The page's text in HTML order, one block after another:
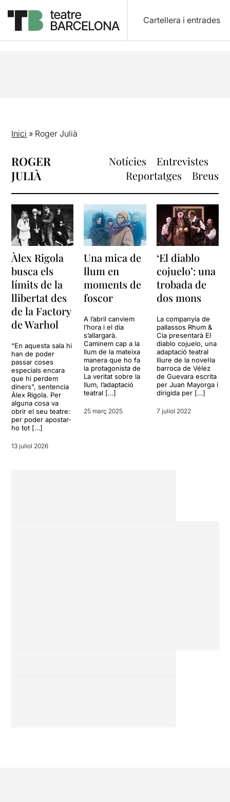
Cartellera i entrades
Inici » Roger Julià
ROGER
JULIÀ
Notícies
Entrevistes
Reportatges
Breus
Àlex Rigola
busca els
límits de la
llibertat des
de la Factory
de Warhol
“En aquesta sala hi
han de poder
passar coses
especials encara
que hi perdem
diners”, sentencia
Àlex Rigola. Per
alguna cosa va
obrir el seu teatre:
per poder apostar-
ho tot […]
13 juliol 2026
Una mica de
llum en
moments de
foscor
A l’abril canviem
l’hora i el dia
s’allargarà.
Caminem cap a la
llum de la mateixa
manera que ho fa
la protagonista de
La veritat sobre la
llum, l’adaptació
teatral […]
25 març 2025
‘El diablo
cojuelo’: una
trobada de
dos mons
La companyia de
pallassos Rhum &
Cia presentarà El
diablo cojuelo, una
adaptació teatral
lliure de la novel·la
barroca de Vélez
de Guevara escrita
per Juan Mayorga i
dirigida per […]
7 juliol 2022